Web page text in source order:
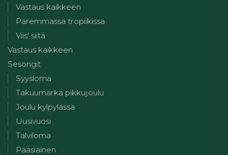
Vastaus kaikkeen
Paremmassa tropiikissa
Viis' siitä
Vastaus kaikkeen
Sesongit
Syysloma
Takuumärkä pikkujoulu
Joulu kylpylässä
Uusivuosi
Talviloma
Pääsiäinen